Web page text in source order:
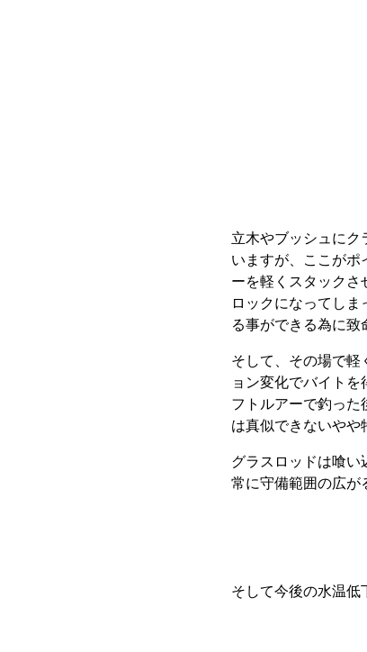
立木やブッシュに
いますが、ここが
ーを軽くスタック
ロックになってし
る事ができる為に致
そして、その場で
ョン変化でバイト
フトルアーで釣っ
は真似できないやや
グラスロッドは喰
常に守備範囲の広が
そして今後の水温低